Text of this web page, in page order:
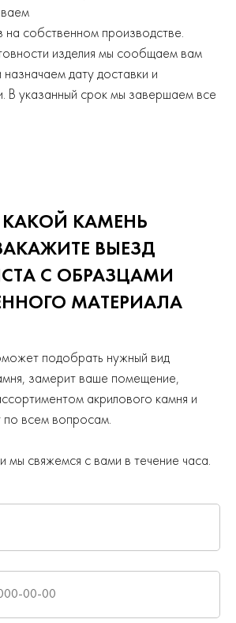
на собственном производстве.
изделия мы сообщаем вам
дату доставки и
В указанный срок мы завершаем все
КАКОЙ КАМЕНЬ
ВЫЕЗД
С ОБРАЗЦАМИ
МАТЕРИАЛА
подобрать нужный вид
замерит ваше помещение,
акрилового камня и
по всем вопросам.
мы свяжемся с вами в течение часа.